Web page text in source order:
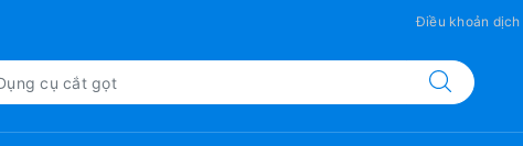
Điều khoản dịch